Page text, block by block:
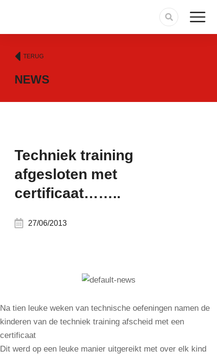
TERUG
NEWS
Techniek training
afgesloten met
certificaat……..
27/06/2013
Na tien leuke weken van technische oefeningen namen de
kinderen van de techniek training afscheid met een
certificaat
Dit werd op een leuke manier uitgereikt met over elk kind